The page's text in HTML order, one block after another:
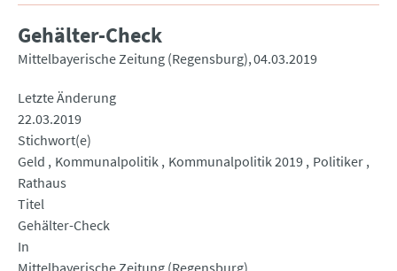
Gehälter-Check
Mittelbayerische Zeitung (Regensburg) 04.03.2019
Letzte Änderung
22.03.2019
Stichwort(e)
Geld
Kommunalpolitik Kommunalpolitik 2019 Politiker
Rathaus
Titel
Gehälter-Check
In